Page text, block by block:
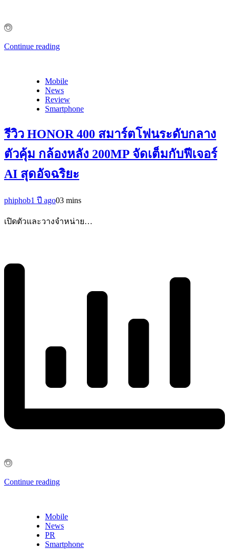
Continue reading
Mobile
News
Review
Smartphone
รีวิว HONOR 400 สมาร์ตโฟนระดับกลาง
ตัวคุ้ม กล้องหลัง 200MP จัดเต็มกับฟีเจอร์
AI สุดอัจฉริยะ
phiphob1 ปี ago03 mins
เปิดตัวและวางจำหน่าย…
Continue reading
Mobile
News
PR
Smartphone